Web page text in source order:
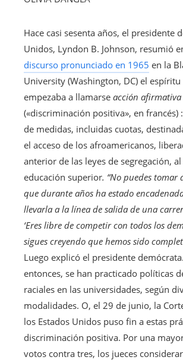
Hace casi sesenta años, el presidente
Unidos, Lyndon B. Johnson, resumió
discurso pronunciado en 1965 en la
University (Washington, DC) el
empezaba a llamarse acción afirmativa
(«discriminación positiva», en francés)
de medidas, incluidas cuotas,
el acceso de los afroamericanos,
anterior de las leyes de segregación,
educación superior. “No puedes tomar
que durante años ha estado
llevarla a la línea de salida de una
‘Eres libre de competir con todos los
sigues creyendo que hemos sido
Luego explicó el presidente
entonces, se han practicado políticas
raciales en las universidades, según
modalidades. O, el 29 de junio, la
los Estados Unidos puso fin a estas
discriminación positiva. Por una
votos contra tres, los jueces